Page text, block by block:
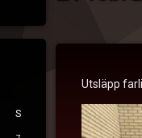
Publicerat den 21.
Utsläpp
S